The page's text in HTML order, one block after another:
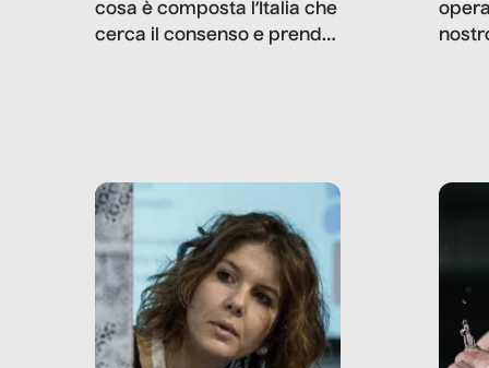
cosa è composta l’Italia che
cerca il consenso e prende